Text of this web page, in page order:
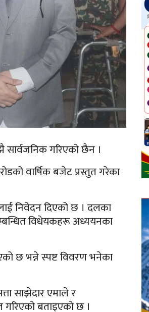
सार्वजनिक गरिएको छैन ।
वार्षिक बजेट प्रस्तुत गरेका
निवेदन दिएको छ । दलका
विधेयकहरू अध्ययनका
छ भन्ने स्पष्ट विवरण भनेका
साझेदार एमाले र
बताइएको छ ।